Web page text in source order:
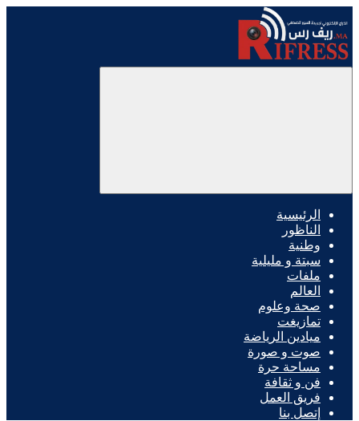
الرئيسية
الناظور
وطنية
سبتة و مليلية
ملفات
العالم
صحة وعلوم
تمازيغت
ميادين الرياضة
صوت و صورة
مساحة حرة
فن و ثقافة
فريق العمل
إتصل بنا